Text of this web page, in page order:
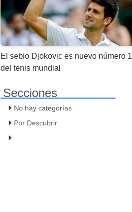
El sebio Djokovic es nuevo número 1
del tenis mundial
Secciones
No hay categorías
Por Descubrir